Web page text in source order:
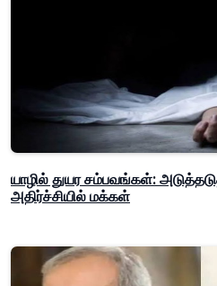
யாழில் துயர சம்பவங்கள்:
அதிர்ச்சியில் மக்கள்